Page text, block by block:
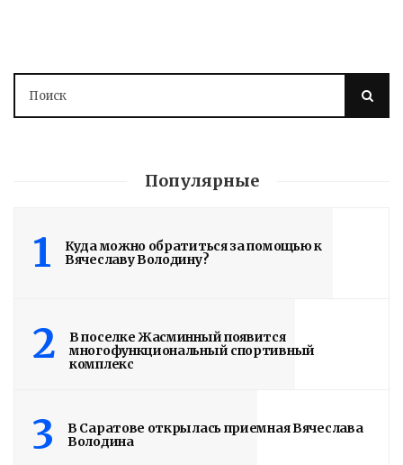
Популярные
1
Куда можно обратиться за помощью к
Вячеславу Володину?
2
В поселке Жасминный появится
многофункциональный спортивный
комплекс
3
В Саратове открылась приемная Вячеслава
Володина